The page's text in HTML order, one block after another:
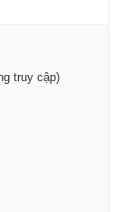
truy cập)